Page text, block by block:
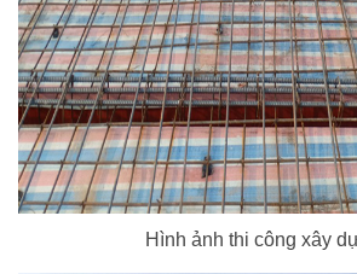
Hình ảnh thi công xây